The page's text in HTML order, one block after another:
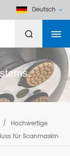
Deutsch
/
Hochwertige
für Scanmaskin